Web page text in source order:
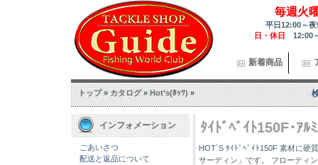
毎週火
平日12:00～
日・休日 12:00
新着商品
トップ»カタログ»Hot’s(ﾎｯﾂ)»
インフォメーション
ごあいさつ
配送と返品について
ﾀｲﾄﾞﾍﾞｲﾄ150F･ｱﾙ
HOT`S ﾀｲﾄﾞﾍﾞｲﾄ150F 素材に硬
サーディン」です。 フローティ